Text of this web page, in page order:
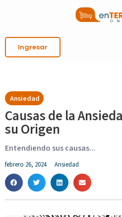
Ingresar
Ansiedad
Causas de la
su Origen
Entendiendo sus causas...
febrero 26, 2024 Ansiedad